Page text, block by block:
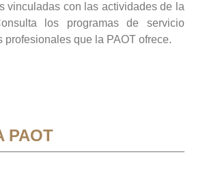
vinculadas con las actividades de la
los programas de servicio
profesionales que la PAOT ofrece.
PAOT